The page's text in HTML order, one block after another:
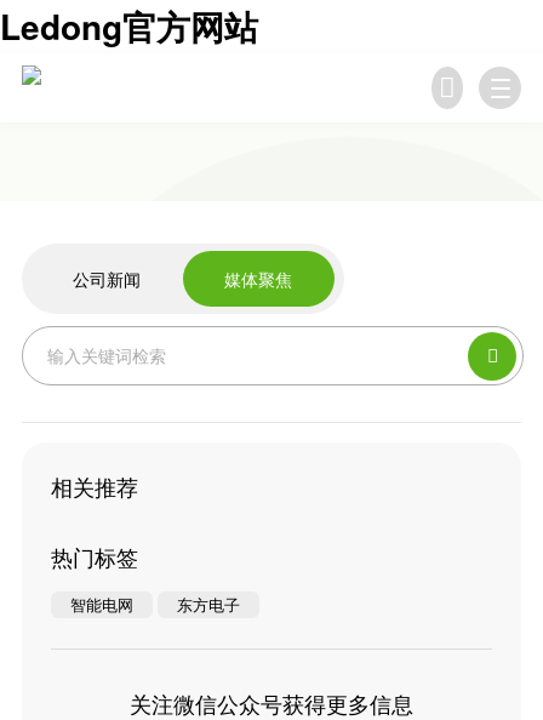
Ledong官方网站

公司新闻 媒体聚焦

相关推荐
热门标签
智能电网 东方电子
关注微信公众号获得更多信息